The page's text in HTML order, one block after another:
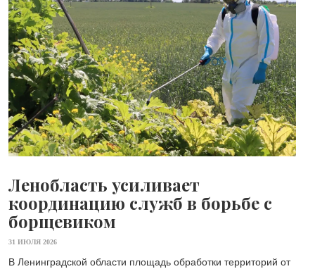
Ленобласть усиливает
координацию служб в борьбе с
борщевиком
31 ИЮЛЯ 2026
В Ленинградской области площадь обработки территорий от